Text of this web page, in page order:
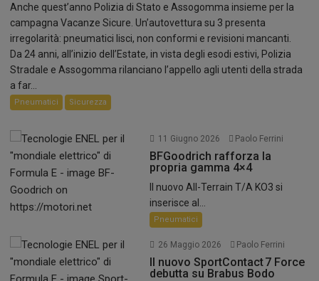
Anche quest’anno Polizia di Stato e Assogomma insieme per la
campagna Vacanze Sicure. Un’autovettura su 3 presenta
irregolarità: pneumatici lisci, non conformi e revisioni mancanti.
Da 24 anni, all’inizio dell’Estate, in vista degli esodi estivi, Polizia
Stradale e Assogomma rilanciano l’appello agli utenti della strada
a far...
Pneumatici Sicurezza
11 Giugno 2026 Paolo Ferrini
BFGoodrich rafforza la
propria gamma 4×4
Il nuovo All-Terrain T/A KO3 si
inserisce al...
Pneumatici
26 Maggio 2026 Paolo Ferrini
Il nuovo SportContact 7 Force
debutta su Brabus Bodo